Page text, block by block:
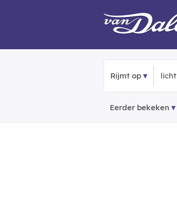
Rijmt op
Eerder bekeken